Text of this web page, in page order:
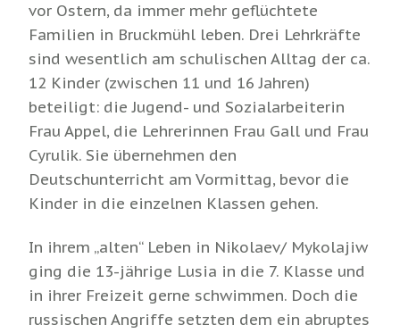
vor Ostern, da immer mehr geflüchtete
Familien in Bruckmühl leben. Drei Lehrkräfte
sind wesentlich am schulischen Alltag der ca.
12 Kinder (zwischen 11 und 16 Jahren)
beteiligt: die Jugend- und Sozialarbeiterin
Frau Appel, die Lehrerinnen Frau Gall und Frau
Cyrulik. Sie übernehmen den
Deutschunterricht am Vormittag, bevor die
Kinder in die einzelnen Klassen gehen.
In ihrem „alten“ Leben in Nikolaev/ Mykolajiw
ging die 13-jährige Lusia in die 7. Klasse und
in ihrer Freizeit gerne schwimmen. Doch die
russischen Angriffe setzten dem ein abruptes